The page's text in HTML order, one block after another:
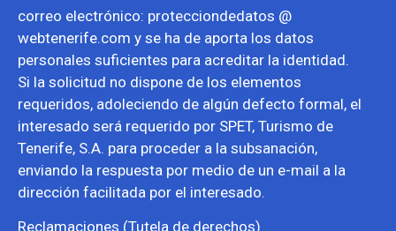
correo electrónico: protecciondedatos @
webtenerife.com y se ha de aporta los datos
personales suficientes para acreditar la identidad.
Si la solicitud no dispone de los elementos
requeridos, adoleciendo de algún defecto formal, el
interesado será requerido por SPET, Turismo de
Tenerife, S.A. para proceder a la subsanación,
enviando la respuesta por medio de un e-mail a la
dirección facilitada por el interesado.
Reclamaciones (Tutela de derechos)